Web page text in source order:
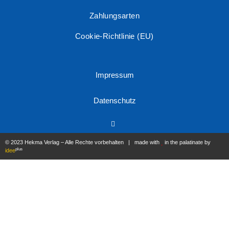
Zahlungsarten
Cookie-Richtlinie (EU)
Impressum
Datenschutz
© 2023 Hekma Verlag – Alle Rechte vorbehalten | made with
in the palatinate by
ideeplus